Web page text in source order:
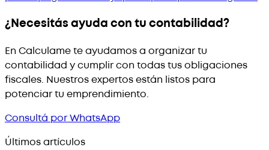
¿Necesitás ayuda con tu contabilidad?
En Calculame te ayudamos a organizar tu
contabilidad y cumplir con todas tus obligaciones
fiscales. Nuestros expertos están listos para
potenciar tu emprendimiento.
Consultá por WhatsApp
Últimos artículos